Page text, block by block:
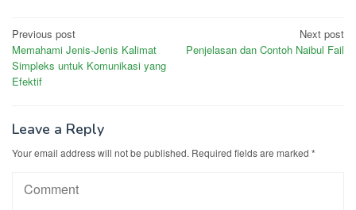
Post
navigation
Previous post
Memahami Jenis-Jenis Kalimat
Simpleks untuk Komunikasi yang
Efektif
Next post
Penjelasan dan Contoh Naibul Fail
Leave a Reply
Your email address will not be published. Required fields are marked *